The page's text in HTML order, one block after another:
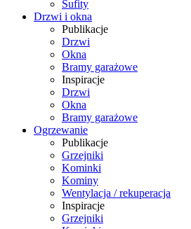
Sufity
Drzwi i okna
Publikacje
Drzwi
Okna
Bramy garażowe
Inspiracje
Drzwi
Okna
Bramy garażowe
Ogrzewanie
Publikacje
Grzejniki
Kominki
Kominy
Wentylacja / rekuperacja
Inspiracje
Grzejniki